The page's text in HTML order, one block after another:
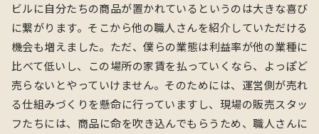
ビルに自分たちの商品が置かれているというのは大きな喜び
に繋がります。そこから他の職人さんを紹介していただける
機会も増えました。ただ、僕らの業態は利益率が他の業種に
比べて低いし、この場所の家賃を払っていくなら、よっぽど
売らないとやっていけません。そのためには、運営側が売れ
る仕組みづくりを懸命に行っていますし、現場の販売スタッ
フたちには、商品に命を吹き込んでもらうため、職人さんに